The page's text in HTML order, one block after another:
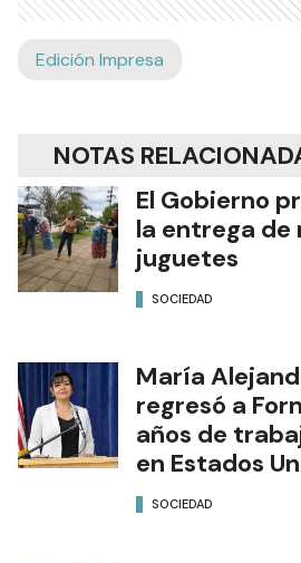
Edición Impresa
NOTAS
El Gobierno
la entrega de
juguetes
SOCIEDAD
María
regresó a
años de
en Estados
SOCIEDAD